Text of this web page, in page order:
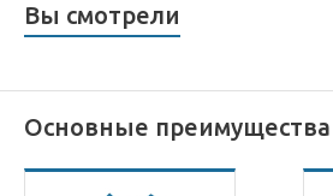
Вы смотрели
Основные преимущества